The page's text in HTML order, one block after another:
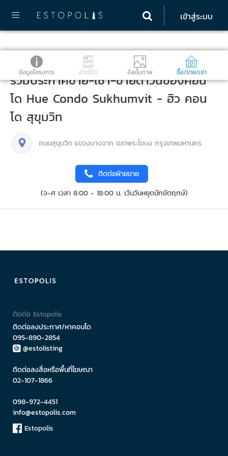
เข้าสู่ระบบ
ข้อมูลโครงการ อ่านรีวิว อัลบั้มภาพ ซื้อ/ขาย/เช่า
รวมประกาศขาย-เช่า-ขายดาวน์ของคอน
โด Hue Condo Sukhumvit - ฮิว คอน
โด สุขุมวิท
ถนนสุขุมวิท แขวงบางจาก เขตพระโขนง กรุงเทพมหานคร
ติดต่อฝ่ายขาย
(จ-ศ เวลา 8:00 - 18:00 น. เว้นวันหยุดนักขัตฤกษ์)
ติดต่อ Estopolis
ติดต่อลงประกาศ/หาคอนโด
095-890-2854
@estolisting
ติดต่อลงสื่อหรือพื้นที่โฆษณา
02-107-1866
098-972-4451
info@estopolis.com
Estopolis